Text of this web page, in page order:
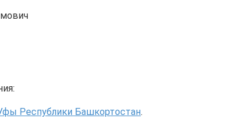
Республики Башкортостан.